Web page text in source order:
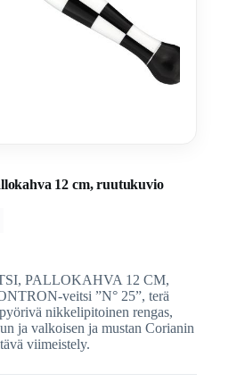
12 cm, ruutukuvio
PALLOKAHVA 12 CM,
veitsi ”N° 25”, terä
nikkelipitoinen rengas,
ja valkoisen ja mustan Corianin
viimeistely.